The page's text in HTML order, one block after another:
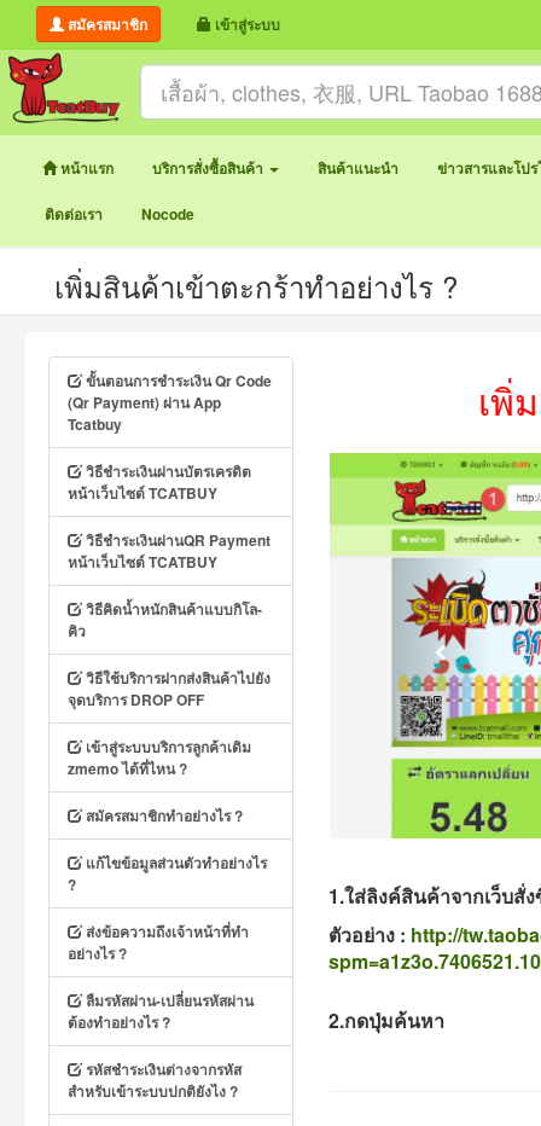
สมัครสมาชิก เข้าสู่ระบบ
หน้าแรก บริการสั่งซื้อสินค้า สินค้าแนะนำ ข่าวสารและโป
ติดต่อเรา Nocode
เพิ่มสินค้าเข้าตะกร้าทำอย่างไร ?
ขั้นตอนการชำระเงิน Qr Code
(Qr Payment) ผ่าน App
Tcatbuy
วิธีชำระเงินผ่านบัตรเครดิต
หน้าเว็บไซต์ TCATBUY
วิธีชำระเงินผ่านQR Payment
หน้าเว็บไซต์ TCATBUY
วิธีคิดน้ำหนักสินค้าแบบกิโล-
คิว
วิธีใช้บริการฝากส่งสินค้าไปยัง
จุดบริการ DROP OFF
เข้าสู่ระบบบริการลูกค้าเดิม
zmemo ได้ที่ไหน ?
สมัครสมาชิกทำอย่างไร ?
แก้ไขข้อมูลส่วนตัวทำอย่างไร
?
ส่งข้อความถึงเจ้าหน้าที่ทำ
อย่างไร ?
ลืมรหัสผ่าน-เปลี่ยนรหัสผ่าน
ต้องทำอย่างไร ?
รหัสชำระเงินต่างจากรหัส
สำหรับเข้าระบบปกติยังไง ?
เพิ่
1.ใส่ลิงค์สินค้าจากเว็บสั่
ตัวอย่าง : http://
2.กดปุ่มค้นหา